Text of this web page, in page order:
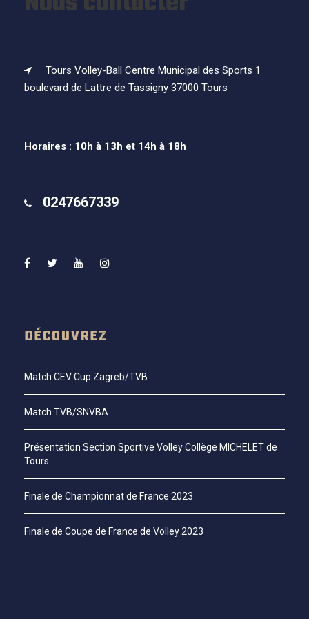
Tours Volley-Ball Centre Municipal des Sports 1
boulevard de Lattre de Tassigny 37000 Tours
Horaires : 10h à 13h et 14h à 18h
0247667339
DÉCOUVREZ
Match CEV Cup Zagreb/TVB
Match TVB/SNVBA
Présentation Section Sportive Volley Collège MICHELET de
Tours
Finale de Championnat de France 2023
Finale de Coupe de France de Volley 2023